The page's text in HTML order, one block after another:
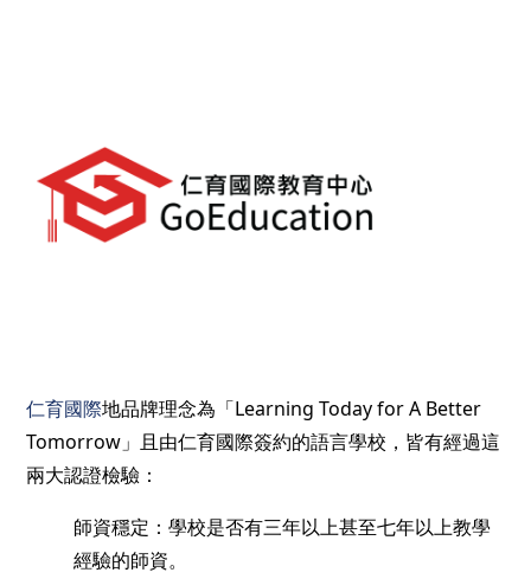
仁育國際地品牌理念為「Learning Today for A Better
Tomorrow」且由仁育國際簽約的語言學校，皆有經過這
兩大認證檢驗：
師資穩定：學校是否有三年以上甚至七年以上教學
經驗的師資。